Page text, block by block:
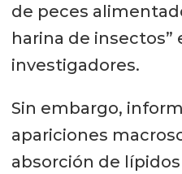
Se registró un
relativo del
alimentados con
de insectos .
de peces
harina de insectos”
investigadores.
Sin embargo,
apariciones
absorción de